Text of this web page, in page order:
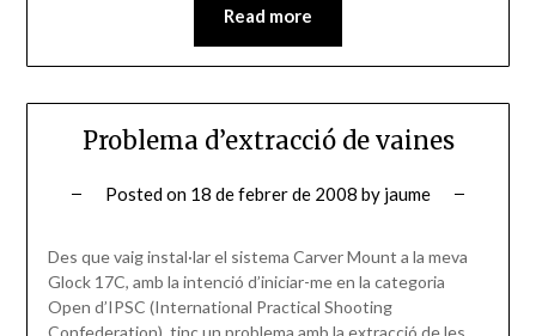
Read more
Problema d’extracció de vaines
Posted on 18 de febrer de 2008 by jaume
Des que vaig instal·lar el sistema Carver Mount a la meva
Glock 17C, amb la intenció d’iniciar-me en la categoria
Open d’IPSC (International Practical Shooting
Confederation), tinc un problema amb la extracció de les